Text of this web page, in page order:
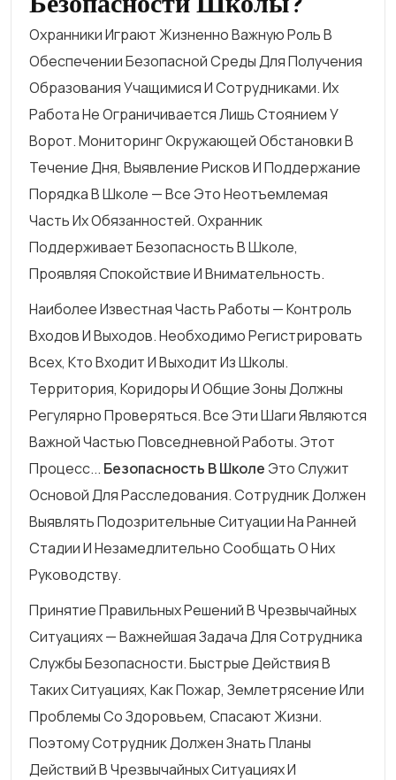
Охранники Играют Жизненно Важную Роль В
Обеспечении Безопасной Среды Для Получения
Образования Учащимися И Сотрудниками. Их
Работа Не Ограничивается Лишь Стоянием У
Ворот. Мониторинг Окружающей Обстановки В
Течение Дня, Выявление Рисков И Поддержание
Порядка В Школе — Все Это Неотъемлемая
Часть Их Обязанностей. Охранник
Поддерживает Безопасность В Школе,
Проявляя Спокойствие И Внимательность.
Наиболее Известная Часть Работы — Контроль
Входов И Выходов. Необходимо Регистрировать
Всех, Кто Входит И Выходит Из Школы.
Территория, Коридоры И Общие Зоны Должны
Регулярно Проверяться. Все Эти Шаги Являются
Важной Частью Повседневной Работы. Этот
Процесс... Безопасность В Школе Это Служит
Основой Для Расследования. Сотрудник Должен
Выявлять Подозрительные Ситуации На Ранней
Стадии И Незамедлительно Сообщать О Них
Руководству.
Принятие Правильных Решений В Чрезвычайных
Ситуациях — Важнейшая Задача Для Сотрудника
Службы Безопасности. Быстрые Действия В
Таких Ситуациях, Как Пожар, Землетрясение Или
Проблемы Со Здоровьем, Спасают Жизни.
Поэтому Сотрудник Должен Знать Планы
Действий В Чрезвычайных Ситуациях И